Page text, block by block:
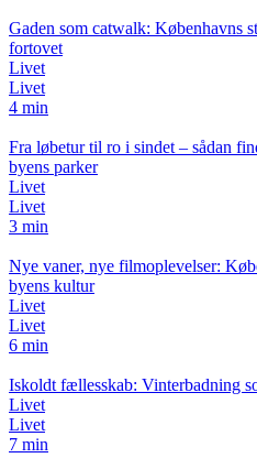
Gaden som catwalk: Københavns
fortovet
Livet
Livet
4 min
Fra løbetur til ro i sindet – sådan
byens parker
Livet
Livet
3 min
Nye vaner, nye filmoplevelser:
byens kultur
Livet
Livet
6 min
Iskoldt fællesskab: Vinterbadning
Livet
Livet
7 min